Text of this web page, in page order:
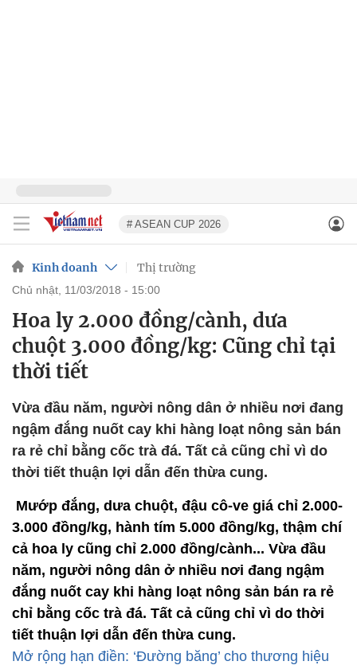
# ASEAN CUP 2026
Kinh doanh Thị trường
chủ nhật, 11/03/2018 - 15:00
Hoa ly 2.000 đồng/cành, dưa
chuột 3.000 đồng/kg: Cũng chỉ tại
thời tiết
Vừa đầu năm, người nông dân ở nhiều nơi đang
ngậm đắng nuốt cay khi hàng loạt nông sản bán
ra rẻ chỉ bằng cốc trà đá. Tất cả cũng chỉ vì do
thời tiết thuận lợi dẫn đến thừa cung.
Mướp đắng, dưa chuột, đậu cô-ve giá chỉ 2.000-
3.000 đồng/kg, hành tím 5.000 đồng/kg, thậm chí
cả hoa ly cũng chỉ 2.000 đồng/cành... Vừa đầu
năm, người nông dân ở nhiều nơi đang ngậm
đắng nuốt cay khi hàng loạt nông sản bán ra rẻ
chỉ bằng cốc trà đá. Tất cả cũng chỉ vì do thời
tiết thuận lợi dẫn đến thừa cung.
Mở rộng hạn điền: ‘Đường băng’ cho thương hiệu